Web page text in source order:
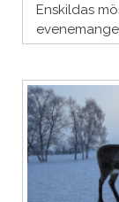
Enskildas